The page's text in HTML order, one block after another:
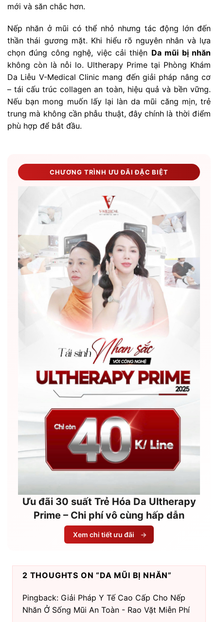
mới và săn chắc hơn.
Nếp nhăn ở mũi có thể nhỏ nhưng tác động lớn đến
thần thái gương mặt. Khi hiểu rõ nguyên nhân và lựa
chọn đúng công nghệ, việc cải thiện Da mũi bị nhăn
không còn là nỗi lo. Ultherapy Prime tại Phòng Khám
Da Liễu V-Medical Clinic mang đến giải pháp nâng cơ
– tái cấu trúc collagen an toàn, hiệu quả và bền vững.
Nếu bạn mong muốn lấy lại làn da mũi căng mịn, trẻ
trung mà không cần phẫu thuật, đây chính là thời điểm
phù hợp để bắt đầu.
CHƯƠNG TRÌNH ƯU ĐÃI ĐẶC BIỆT
Ưu đãi 30 suất Trẻ Hóa Da Ultherapy
Prime – Chi phí vô cùng hấp dẫn
Xem chi tiết ưu đãi →
2 THOUGHTS ON “DA MŨI BỊ NHĂN”
Pingback: Giải Pháp Y Tế Cao Cấp Cho Nếp
Nhăn Ở Sống Mũi An Toàn - Rao Vặt Miễn Phí